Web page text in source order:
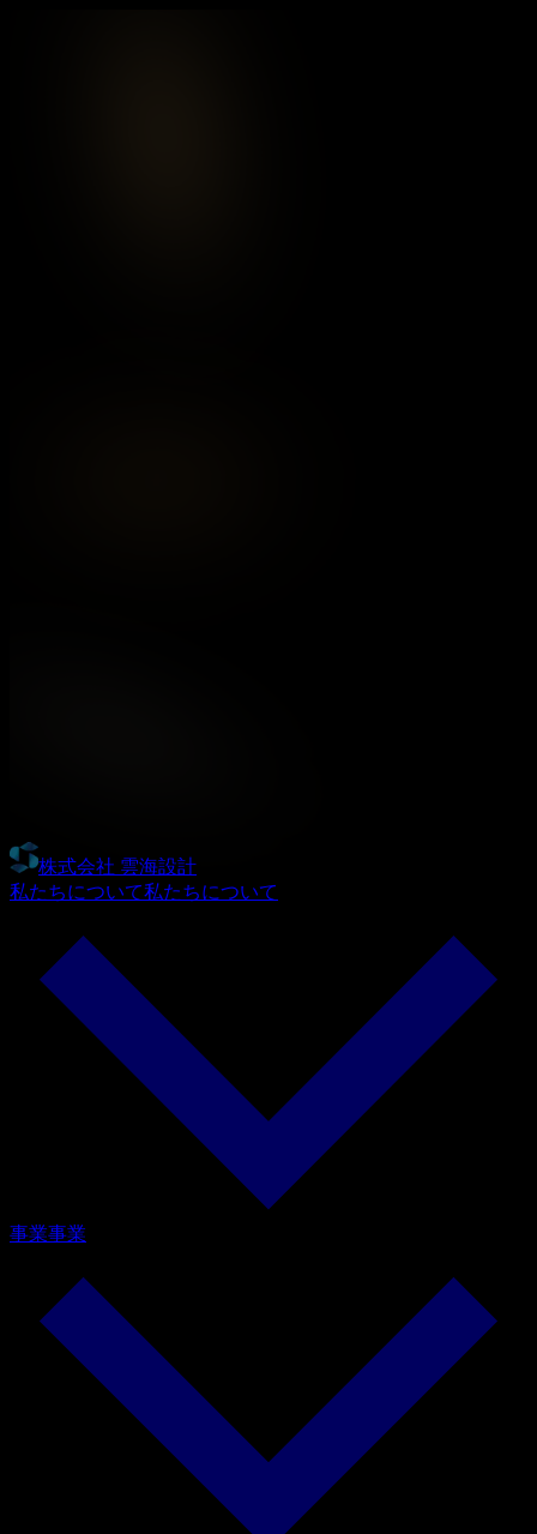
株式会社 雲海設計
私たちについて私たちについて
事業事業